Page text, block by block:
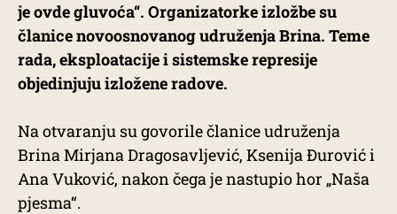
je ovde gluvoća“. Organizatorke izložbe su
članice novoosnovanog udruženja Brina. Teme
rada, eksploatacije i sistemske represije
objedinjuju izložene radove.
Na otvaranju su govorile članice udruženja
Brina Mirjana Dragosavljević, Ksenija Đurović i
Ana Vuković, nakon čega je nastupio hor „Naša
pjesma“.